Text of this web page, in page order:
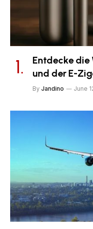
Entdecke die
und der E-
By Jandino June